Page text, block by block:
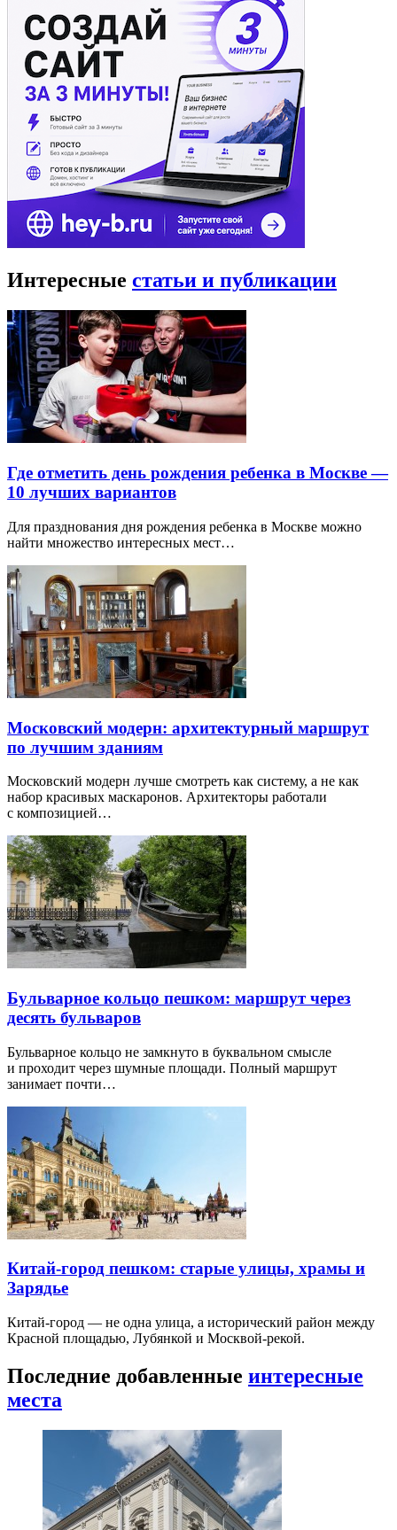
Интересные статьи и публикации
Где отметить день рождения ребенка в Москве —
10 лучших вариантов
Для празднования дня рождения ребенка в Москве можно
найти множество интересных мест…
Московский модерн: архитектурный маршрут
по лучшим зданиям
Московский модерн лучше смотреть как систему, а не как
набор красивых маскаронов. Архитекторы работали
с композицией…
Бульварное кольцо пешком: маршрут через
десять бульваров
Бульварное кольцо не замкнуто в буквальном смысле
и проходит через шумные площади. Полный маршрут
занимает почти…
Китай-город пешком: старые улицы, храмы и
Зарядье
Китай-город — не одна улица, а исторический район между
Красной площадью, Лубянкой и Москвой-рекой.
Последние добавленные интересные
места